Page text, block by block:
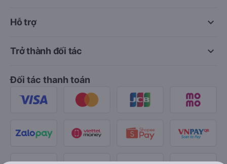
keyboard_arrow_down
Hỗ trợ
keyboard_arrow_down
Trở thành đối tác
Đối tác thanh toán